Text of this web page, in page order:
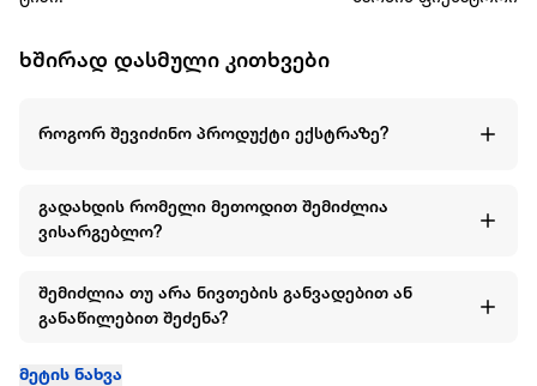
ხშირად დასმული კითხვები
როგორ შევიძინო პროდუქტი ექსტრაზე?
გადახდის რომელი მეთოდით შემიძლია
ვისარგებლო?
შემიძლია თუ არა ნივთების განვადებით ან
განაწილებით შეძენა?
მეტის ნახვა